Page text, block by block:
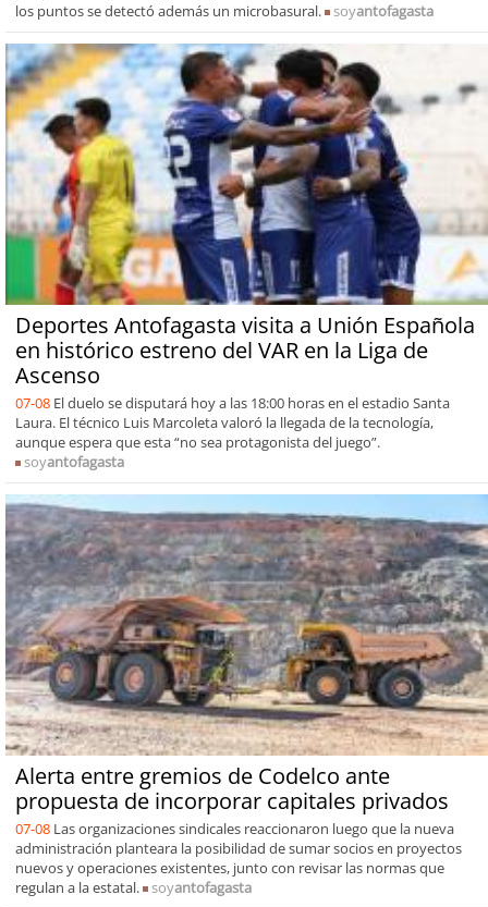
los puntos se detectó además un microbasural.
soyantofagasta
Deportes Antofagasta visita a Unión Española
en histórico estreno del VAR en la Liga de
Ascenso
07-08 El duelo se disputará hoy a las 18:00 horas en el estadio Santa
Laura. El técnico Luis Marcoleta valoró la llegada de la tecnología,
aunque espera que esta “no sea protagonista del juego”.
soyantofagasta
Alerta entre gremios de Codelco ante
propuesta de incorporar capitales privados
07-08 Las organizaciones sindicales reaccionaron luego que la nueva
administración planteara la posibilidad de sumar socios en proyectos
nuevos y operaciones existentes, junto con revisar las normas que
regulan a la estatal.
soyantofagasta